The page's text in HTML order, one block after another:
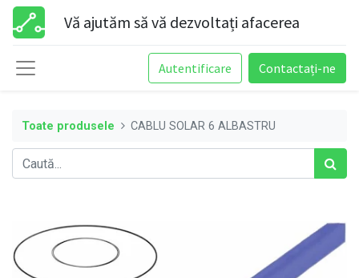
Vă ajutăm să vă dezvoltați afacerea
Autentificare Contactați-ne
Toate produsele CABLU SOLAR 6 ALBASTRU